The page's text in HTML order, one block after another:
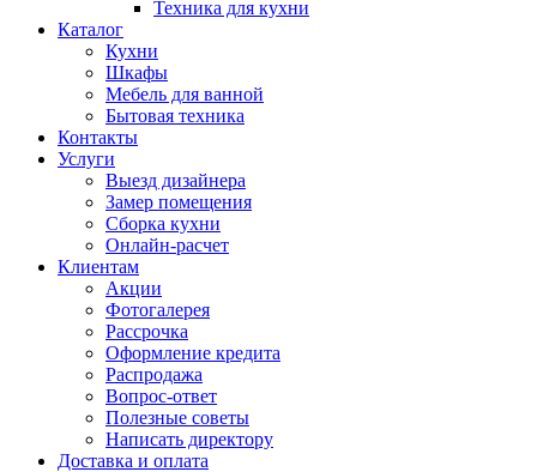
Техника для кухни
Каталог
Кухни
Шкафы
Мебель для ванной
Бытовая техника
Контакты
Услуги
Выезд дизайнера
Замер помещения
Сборка кухни
Онлайн-расчет
Клиентам
Акции
Фотогалерея
Рассрочка
Оформление кредита
Распродажа
Вопрос-ответ
Полезные советы
Написать директору
Доставка и оплата